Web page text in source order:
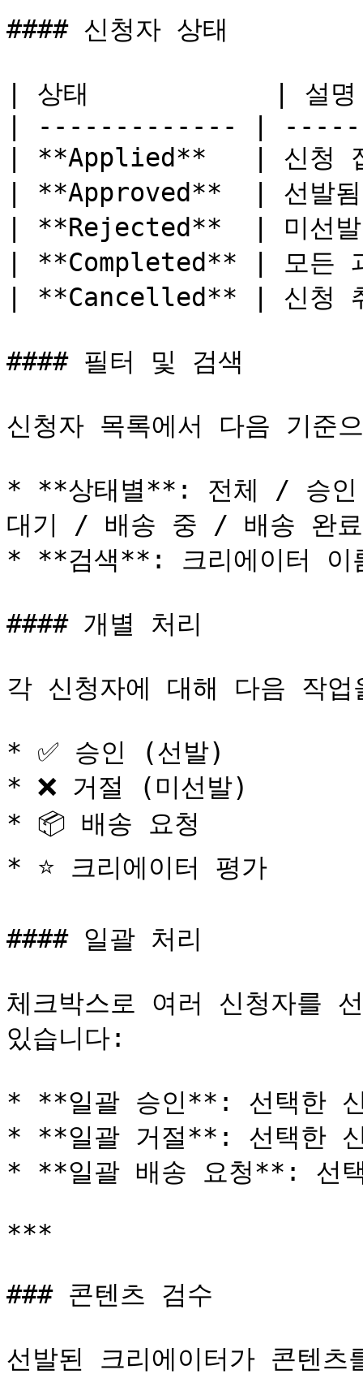
#### 신청자 상태
| 상태            | 설
| ------------- |
| **Applied**   | 신청
| **Approved**  | 선
| **Rejected**  | 미
| **Completed** | 모든
| **Cancelled** | 신청
#### 필터 및 검색
신청자 목록에서 다음 기준
* **상태별**: 전체 / 승
대기 / 배송 중 / 배송 완료
* **검색**: 크리에이터 이
#### 개별 처리
각 신청자에 대해 다음 작
* ✅ 승인 (선발)
* ❌ 거절 (미선발)
* 📦 배송 요청
* ⭐ 크리에이터 평가
#### 일괄 처리
체크박스로 여러 신청자를
있습니다:
* **일괄 승인**: 선택한
* **일괄 거절**: 선택한
* **일괄 배송 요청**: 선
***
### 콘텐츠 검수
선발된 크리에이터가 콘텐